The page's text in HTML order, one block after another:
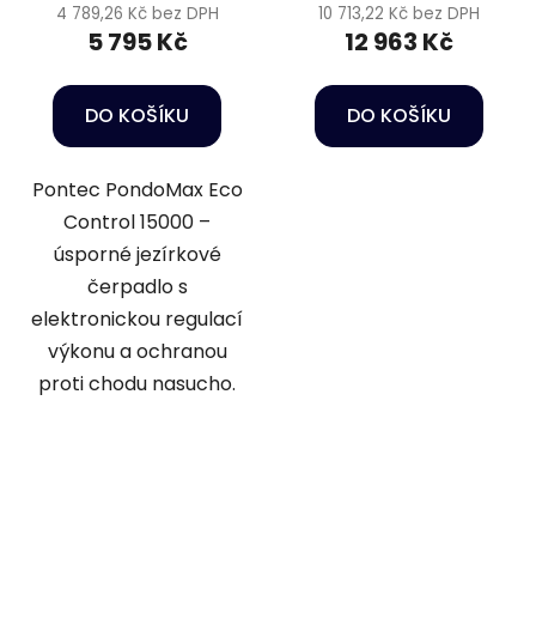
4 789,26 Kč bez DPH
5 795 Kč
DO KOŠÍKU
Pontec PondoMax Eco
Control 15000 –
úsporné jezírkové
čerpadlo s
elektronickou regulací
výkonu a ochranou
proti chodu nasucho.
10 713,22 Kč bez DPH
12 963 Kč
DO KOŠÍKU